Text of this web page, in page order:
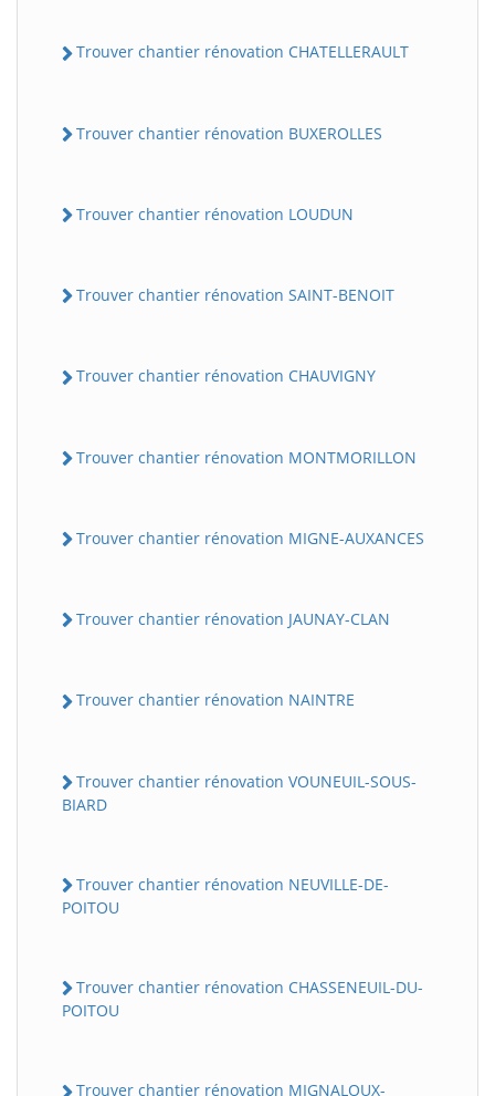
Trouver chantier rénovation CHATELLERAULT
Trouver chantier rénovation BUXEROLLES
Trouver chantier rénovation LOUDUN
Trouver chantier rénovation SAINT-BENOIT
Trouver chantier rénovation CHAUVIGNY
Trouver chantier rénovation MONTMORILLON
Trouver chantier rénovation MIGNE-AUXANCES
Trouver chantier rénovation JAUNAY-CLAN
Trouver chantier rénovation NAINTRE
Trouver chantier rénovation VOUNEUIL-SOUS-
BIARD
Trouver chantier rénovation NEUVILLE-DE-
POITOU
Trouver chantier rénovation CHASSENEUIL-DU-
POITOU
Trouver chantier rénovation MIGNALOUX-